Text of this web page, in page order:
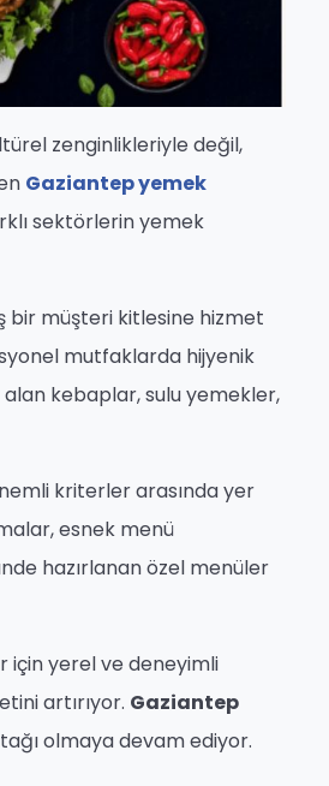
zenginlikleriyle değil,
Gaziantep yemek
sektörlerin yemek
bir müşteri kitlesine hizmet
mutfaklarda hijyenik
alan kebaplar, sulu yemekler,
kriterler arasında yer
esnek menü
hazırlanan özel menüler
için yerel ve deneyimli
artırıyor. Gaziantep
olmaya devam ediyor.